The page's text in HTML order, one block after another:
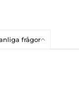
frågor